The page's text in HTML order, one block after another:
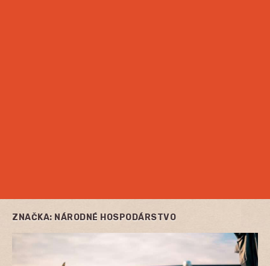
ZNAČKA: NÁRODNÉ HOSPODÁRSTVO